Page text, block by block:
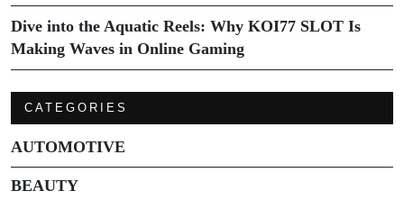
Dive into the Aquatic Reels: Why KOI77 SLOT Is
Making Waves in Online Gaming
CATEGORIES
AUTOMOTIVE
BEAUTY